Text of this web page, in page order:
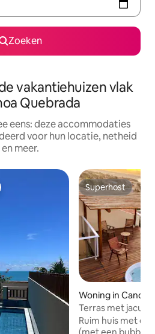
Zoeken
vakantiehuizen vlak
Quebrada
eens: deze accommodaties
voor hun locatie, netheid
en meer.
Superhost
Superhost
Woning in Canoa
Terras met
uitzicht op het
Ruim huis met